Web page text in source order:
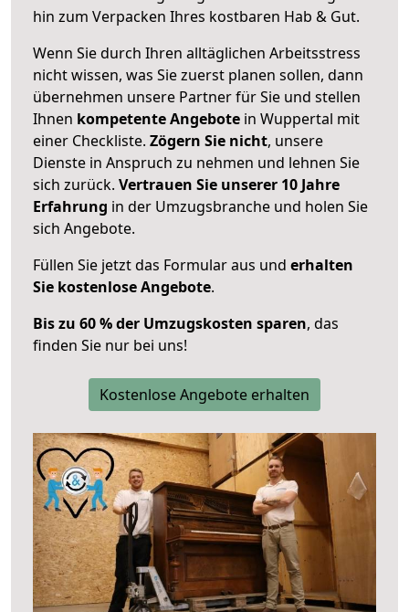
hin zum Verpacken Ihres kostbaren Hab & Gut.
Wenn Sie durch Ihren alltäglichen Arbeitsstress
nicht wissen, was Sie zuerst planen sollen, dann
übernehmen unsere Partner für Sie und stellen
Ihnen kompetente Angebote in Wuppertal mit
einer Checkliste. Zögern Sie nicht, unsere
Dienste in Anspruch zu nehmen und lehnen Sie
sich zurück. Vertrauen Sie unserer 10 Jahre
Erfahrung in der Umzugsbranche und holen Sie
sich Angebote.
Füllen Sie jetzt das Formular aus und erhalten
Sie kostenlose Angebote.
Bis zu 60 % der Umzugskosten sparen, das
finden Sie nur bei uns!
Kostenlose Angebote erhalten